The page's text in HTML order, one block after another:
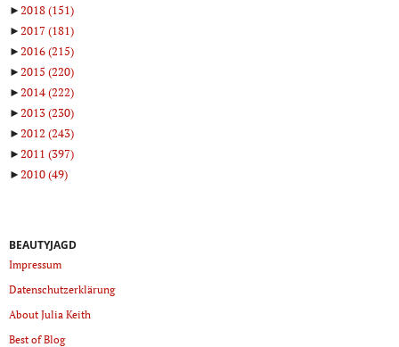
►2018(151)
►2017(181)
►2016(215)
►2015 (220)
►2014(222)
►2013(230)
►2012 (243)
►2011 (397)
►2010(49)
BEAUTYJAGD
Impressum
Datenschutzerklärung
About Julia Keith
Best of Blog